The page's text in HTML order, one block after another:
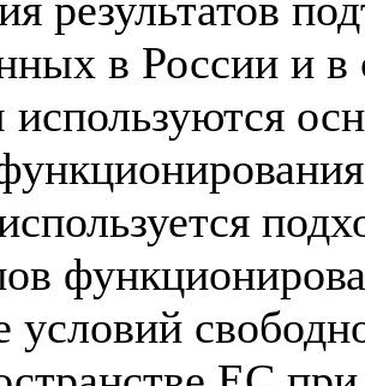
в России и
используются
условий